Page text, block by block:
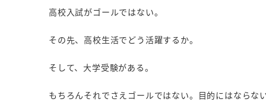
高校入試がゴールではない。
その先、高校生活でどう活躍するか。
そして、大学受験がある。
もちろんそれでさえゴールではない。目的にはならな